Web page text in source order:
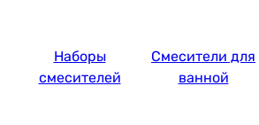
Наборы
смесителей
Смесители для
ванной